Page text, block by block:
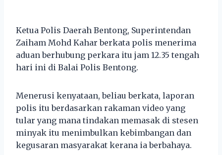
Ketua Polis Daerah Bentong, Superintendan
Zaiham Mohd Kahar berkata polis menerima
aduan berhubung perkara itu jam 12.35 tengah
hari ini di Balai Polis Bentong.
Menerusi kenyataan, beliau berkata, laporan
polis itu berdasarkan rakaman video yang
tular yang mana tindakan memasak di stesen
minyak itu menimbulkan kebimbangan dan
kegusaran masyarakat kerana ia berbahaya.